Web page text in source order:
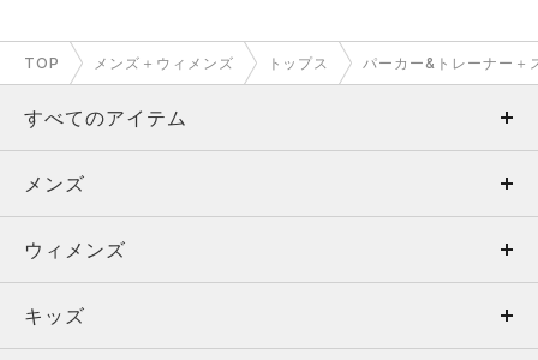
TOP メンズ＋ウィメンズ トップス パーカー&トレーナー＋
すべてのアイテム
メンズ
ウィメンズ
キッズ
メンズ
トップス
ボトムス
ウィメンズ
トップス
キッズ